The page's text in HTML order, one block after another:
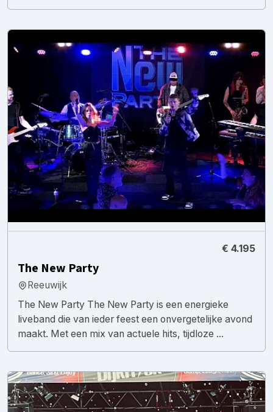
€ 4.195
The New Party
Reeuwijk
The New Party The New Party is een energieke
liveband die van ieder feest een onvergetelijke avond
maakt. Met een mix van actuele hits, tijdloze ...